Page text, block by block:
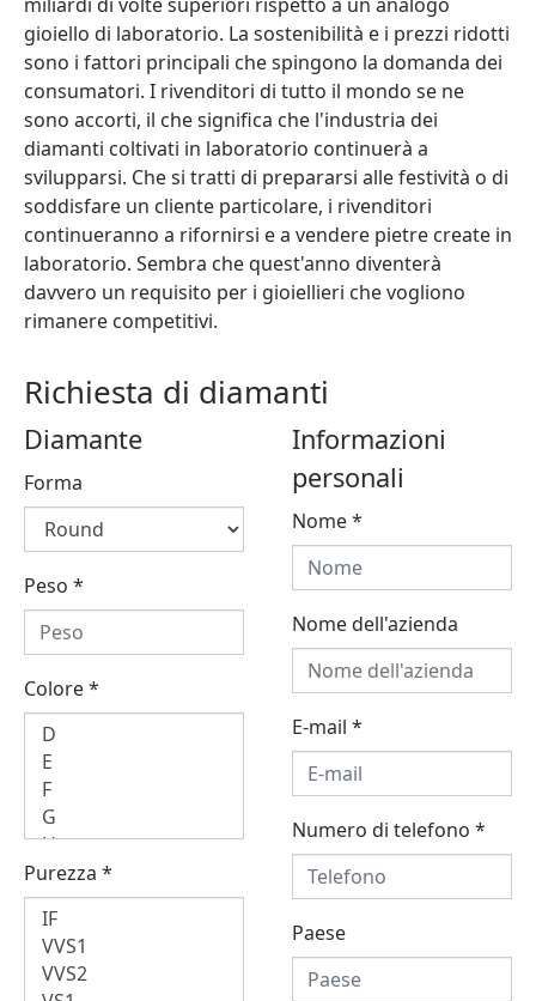
miliardi di volte superiori rispetto a un analogo
gioiello di laboratorio. La sostenibilità e i prezzi ridotti
sono i fattori principali che spingono la domanda dei
consumatori. I rivenditori di tutto il mondo se ne
sono accorti, il che significa che l'industria dei
diamanti coltivati in laboratorio continuerà a
svilupparsi. Che si tratti di prepararsi alle festività o di
soddisfare un cliente particolare, i rivenditori
continueranno a rifornirsi e a vendere pietre create in
laboratorio. Sembra che quest'anno diventerà
davvero un requisito per i gioiellieri che vogliono
rimanere competitivi.
Richiesta di diamanti
Diamante
Forma
Peso *
Colore*
Purezza *
Informazioni
personali
Nome*
Nome dell'azienda
E-mail *
Numero di telefono *
Paese